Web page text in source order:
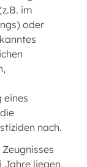
im
oder
eines
nach.
Jahre liegen,